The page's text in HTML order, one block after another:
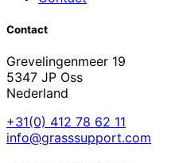
Contact
Grevelingenmeer 19
5347 JP Oss
Nederland
+31(0) 412 78 62 11
info@grasssupport.com